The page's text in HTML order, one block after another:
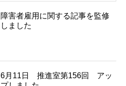
障害者雇用に関する記事を監修
しました
6月11日 推進室第156回 アッ